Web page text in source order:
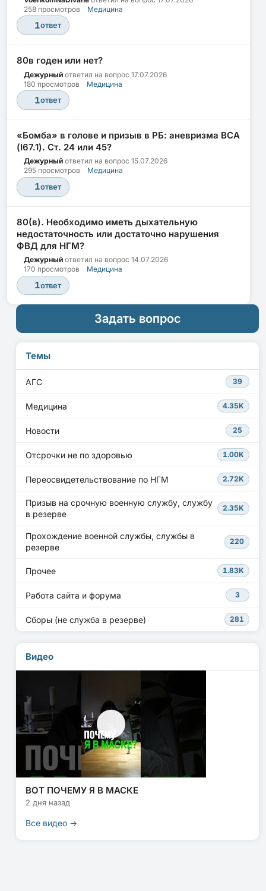
258 просмотров
Медицина
1ответ
80в годен или нет?
Дежурный ответил на вопрос 17.07.2026
180 просмотров
Медицина
1ответ
«Бомба» в голове и призыв в РБ: аневризма ВСА
(I67.1). Ст. 24 или 45?
Дежурный ответил на вопрос 15.07.2026
295 просмотров
Медицина
1ответ
80(в). Необходимо иметь дыхательную
недостаточность или достаточно нарушения
ФВД для НГМ?
Дежурный ответил на вопрос 14.07.2026
170 просмотров
Медицина
1ответ
Задать вопрос
Темы
АГС 39
Медицина 4.35K
Новости 25
Отсрочки не по здоровью 1.00K
Переосвидетельствование по НГМ 2.72K
Призыв на срочную военную службу, службу
в резерве
2.35K
Прохождение военной службы, службы в
резерве
220
Прочее 1.83K
Работа сайта и форума 3
Сборы (не служба в резерве) 281
Видео
ВОТ ПОЧЕМУ Я В МАСКЕ
2 дня назад
Все видео →